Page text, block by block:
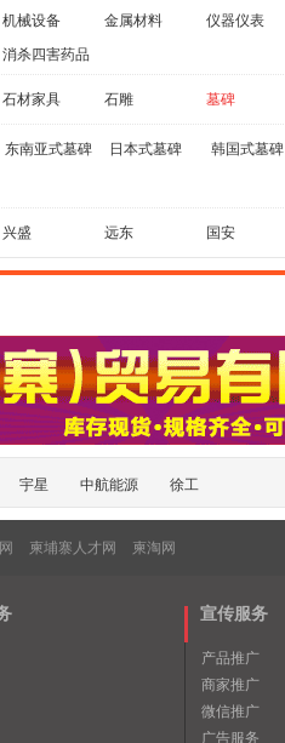
机械设备 金属材料 仪器仪表
消杀四害药品
石材家具 石雕 墓碑
东南亚式墓碑 日本式墓碑 韩国式墓碑
兴盛 远东 国安
宇星 中航能源 徐工
柬埔寨人才网 柬淘网
宣传服务
产品推广
商家推广
微信推广
广告服务